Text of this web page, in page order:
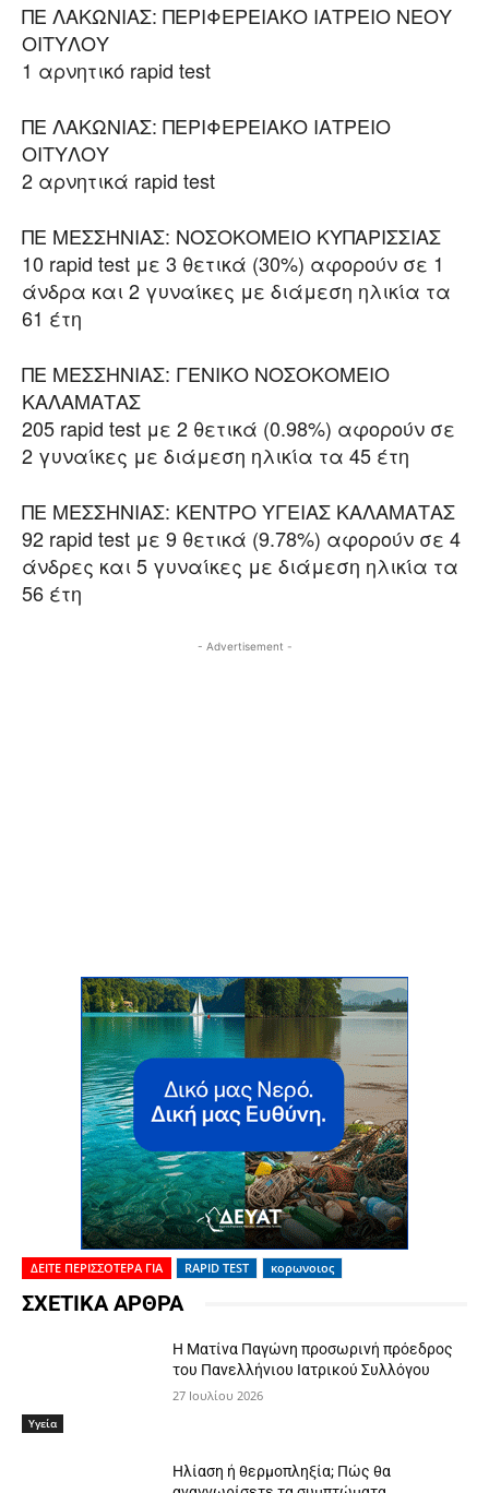
ΠΕ ΛΑΚΩΝΙΑΣ: ΠΕΡΙΦΕΡΕΙΑΚΟ ΙΑΤΡΕΙΟ ΝΕΟΥ
ΟΙΤΥΛΟΥ
1 αρνητικό rapid test
ΠΕ ΛΑΚΩΝΙΑΣ: ΠΕΡΙΦΕΡΕΙΑΚΟ ΙΑΤΡΕΙΟ
ΟΙΤΥΛΟΥ
2 αρνητικά rapid test
ΠΕ ΜΕΣΣΗΝΙΑΣ: ΝΟΣΟΚΟΜΕΙΟ ΚΥΠΑΡΙΣΣΙΑΣ
10 rapid test με 3 θετικά (30%) αφορούν σε 1
άνδρα και 2 γυναίκες με διάμεση ηλικία τα
61 έτη
ΠΕ ΜΕΣΣΗΝΙΑΣ: ΓΕΝΙΚΟ ΝΟΣΟΚΟΜΕΙΟ
ΚΑΛΑΜΑΤΑΣ
205 rapid test με 2 θετικά (0.98%) αφορούν σε
2 γυναίκες με διάμεση ηλικία τα 45 έτη
ΠΕ ΜΕΣΣΗΝΙΑΣ: ΚΕΝΤΡΟ ΥΓΕΙΑΣ ΚΑΛΑΜΑΤΑΣ
92 rapid test με 9 θετικά (9.78%) αφορούν σε 4
άνδρες και 5 γυναίκες με διάμεση ηλικία τα
56 έτη
- Advertisement -
ΔΕΙΤΕ ΠΕΡΙΣΣΟΤΕΡΑ ΓΙΑ RAPID TEST κορωνοιος
ΣΧΕΤΙΚΑ ΑΡΘΡΑ
Υγεία
Η Ματίνα Παγώνη προσωρινή πρόεδρος
του Πανελλήνιου Ιατρικού Συλλόγου
27 Ιουλίου 2026
Ηλίαση ή θερμοπληξία; Πώς θα